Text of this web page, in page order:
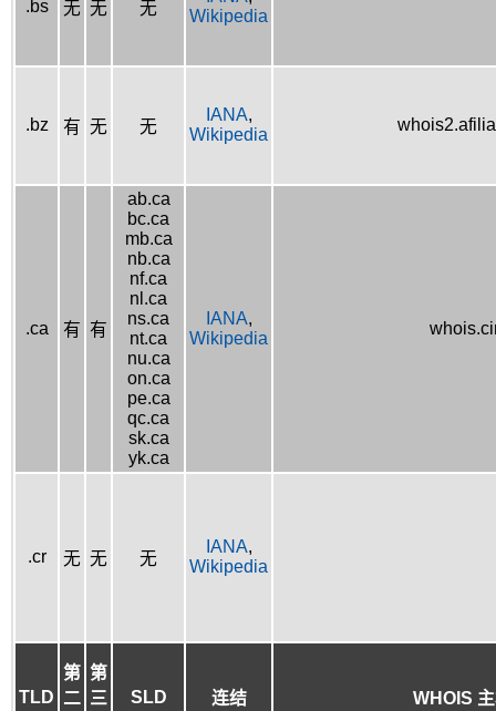
.bs 无 无 无
Wikipedia
.bz 有 无 无
IANA,
Wikipedia
.ca 有 有
ab.ca
bc.ca
mb.ca
nb.ca
nf.ca
nl.ca
ns.ca
nt.ca
nu.ca
on.ca
pe.ca
qc.ca
sk.ca
yk.ca
IANA,
Wikipedia
.cr 无 无 无
IANA,
Wikipedia
TLD
第
二
第
三
SLD 连结 WHOIS